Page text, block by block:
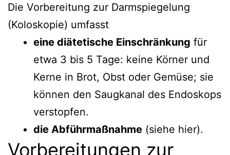
Die Vorbereitung zur Darmspiegelung
(Koloskopie) umfasst
eine diätetische Einschränkung für
etwa 3 bis 5 Tage: keine Körner und
Kerne in Brot, Obst oder Gemüse; sie
können den Saugkanal des Endoskops
verstopfen.
die Abführmaßnahme (siehe hier).
Vorbereitungen zur